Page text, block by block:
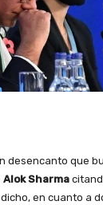
desencanto que
Alok Sharma
en cuanto a